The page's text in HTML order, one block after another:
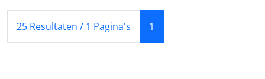
25 Resultaten / 1 Pagina's 1